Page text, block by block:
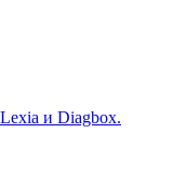
и Diagbox.